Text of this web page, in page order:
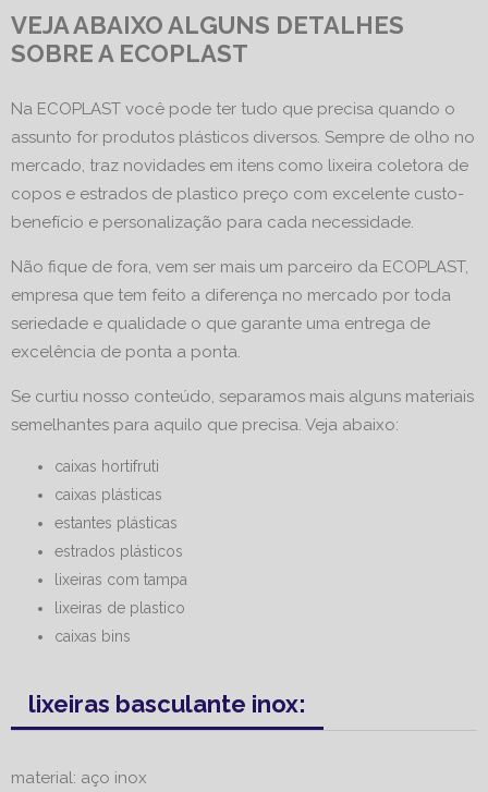
VEJA ABAIXO ALGUNS DETALHES
SOBRE A ECOPLAST
Na ECOPLAST você pode ter tudo que precisa quando o
assunto for produtos plásticos diversos. Sempre de olho no
mercado, traz novidades em itens como lixeira coletora de
copos e estrados de plastico preço com excelente custo-
benefício e personalização para cada necessidade.
Não fique de fora, vem ser mais um parceiro da ECOPLAST,
empresa que tem feito a diferença no mercado por toda
seriedade e qualidade o que garante uma entrega de
excelência de ponta a ponta.
Se curtiu nosso conteúdo, separamos mais alguns materiais
semelhantes para aquilo que precisa. Veja abaixo:
caixas hortifruti
caixas plásticas
estantes plásticas
estrados plásticos
lixeiras com tampa
lixeiras de plastico
caixas bins
lixeiras basculante inox:
material: aço inox